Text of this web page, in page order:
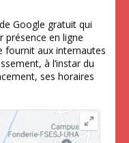
Google gratuit qui
présence en ligne
fournit aux internautes
à l’instar du
ses horaires